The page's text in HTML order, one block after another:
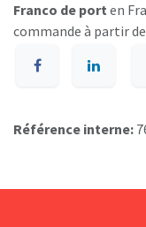
Franco de port en
commande à partir
Référence interne: